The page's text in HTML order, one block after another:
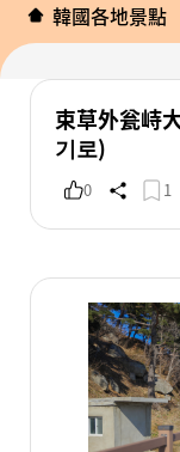
韓國各地景點
束草外瓮峙
기로)
0 1